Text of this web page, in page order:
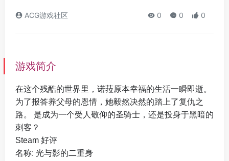
ACG游戏社区 0 0 0
游戏简介
在这个残酷的世界里，诺菈原本幸福的生活一瞬即逝。
为了报答养父母的恩情，她毅然决然的踏上了复仇之
路。 是成为一个受人敬仰的圣骑士，还是投身于黑暗的
刺客？
Steam 好评
名称: 光与影的二重身